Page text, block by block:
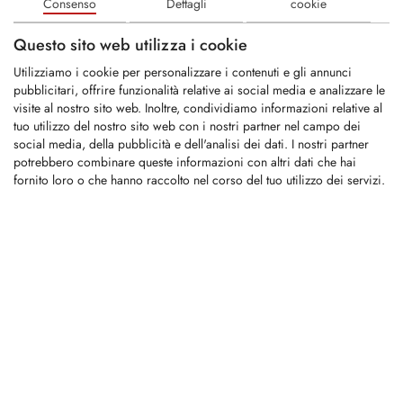
Consenso Dettagli
cookie
Questo sito web utilizza i cookie
Utilizziamo i cookie per personalizzare i contenuti e gli annunci
pubblicitari, offrire funzionalità relative ai social media e analizzare le
visite al nostro sito web. Inoltre, condividiamo informazioni relative al
tuo utilizzo del nostro sito web con i nostri partner nel campo dei
social media, della pubblicità e dell'analisi dei dati. I nostri partner
potrebbero combinare queste informazioni con altri dati che hai
fornito loro o che hanno raccolto nel corso del tuo utilizzo dei servizi.
KFM085
Universell verwendbares Hackermesser für
Morbark Holzhacker
ABVERKAUF:...